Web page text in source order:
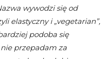
wywodzi się od
elastyczny i „vegetarian”,
podoba się
nie przepadam za